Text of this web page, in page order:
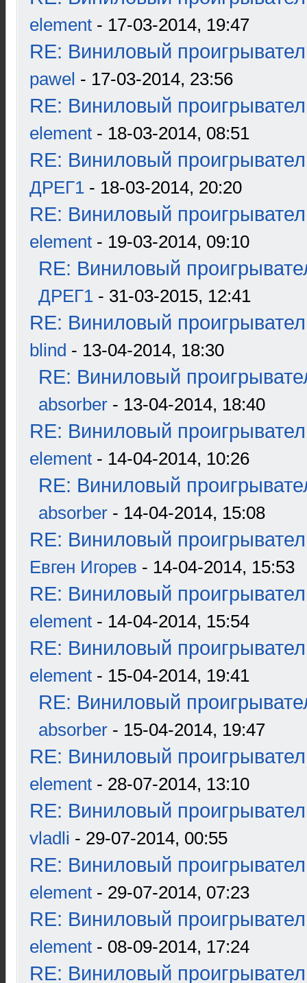
element - 17-03-2014, 19:47
RE: Виниловый
pawel - 17-03-2014, 23:56
RE: Виниловый
element - 18-03-2014, 08:51
RE: Виниловый
ДРЕГ1 - 18-03-2014, 20:20
RE: Виниловый
element - 19-03-2014, 09:10
RE: Виниловый
ДРЕГ1 - 31-03-2015, 12:41
RE: Виниловый
blind - 13-04-2014, 18:30
RE: Виниловый
absorber - 13-04-2014, 18:40
RE: Виниловый
element - 14-04-2014, 10:26
RE: Виниловый
absorber - 14-04-2014, 15:08
RE: Виниловый
Евген Игорев - 14-04-2014, 15:53
RE: Виниловый
element - 14-04-2014, 15:54
RE: Виниловый
element - 15-04-2014, 19:41
RE: Виниловый
absorber - 15-04-2014, 19:47
RE: Виниловый
element - 28-07-2014, 13:10
RE: Виниловый
vladli - 29-07-2014, 00:55
RE: Виниловый
element - 29-07-2014, 07:23
RE: Виниловый
element - 08-09-2014, 17:24
RE: Виниловый